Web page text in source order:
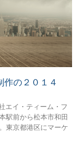
の２０１４
エイ・ティーム・フ
駅前から松本市和田
東京都港区にマーケ